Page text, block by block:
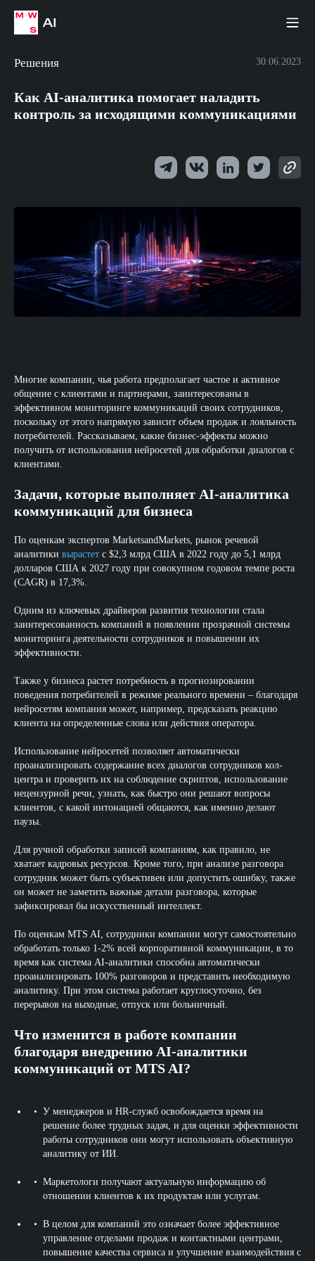
Решения 30.06.2023
Как AI-аналитика помогает наладить
контроль за исходящими коммуникациями
Многие компании, чья работа предполагает частое и активное
общение с клиентами и партнерами, заинтересованы в
эффективном мониторинге коммуникаций своих сотрудников,
поскольку от этого напрямую зависит объем продаж и лояльность
потребителей. Рассказываем, какие бизнес-эффекты можно
получить от использования нейросетей для обработки диалогов с
клиентами.
Задачи, которые выполняет AI-аналитика
коммуникаций для бизнеса
По оценкам экспертов MarketsandMarkets, рынок речевой
аналитики вырастет с $2,3 млрд США в 2022 году до 5,1 млрд
долларов США к 2027 году при совокупном годовом темпе роста
(CAGR) в 17,3%.
Одним из ключевых драйверов развития технологии стала
заинтересованность компаний в появлении прозрачной системы
мониторинга деятельности сотрудников и повышении их
эффективности.
Также у бизнеса растет потребность в прогнозировании
поведения потребителей в режиме реального времени – благодаря
нейросетям компания может, например, предсказать реакцию
клиента на определенные слова или действия оператора.
Использование нейросетей позволяет автоматически
проанализировать содержание всех диалогов сотрудников кол-
центра и проверить их на соблюдение скриптов, использование
нецензурной речи, узнать, как быстро они решают вопросы
клиентов, с какой интонацией общаются, как именно делают
паузы.
Для ручной обработки записей компаниям, как правило, не
хватает кадровых ресурсов. Кроме того, при анализе разговора
сотрудник может быть субъективен или допустить ошибку, также
он может не заметить важные детали разговора, которые
зафиксировал бы искусственный интеллект.
По оценкам MTS AI, сотрудники компании могут самостоятельно
обработать только 1-2% всей корпоративной коммуникации, в то
время как система AI-аналитики способна автоматически
проанализировать 100% разговоров и представить необходимую
аналитику. При этом система работает круглосуточно, без
перерывов на выходные, отпуск или больничный.
Что изменится в работе компании
благодаря внедрению AI-аналитики
коммуникаций от MTS AI?
У менеджеров и HR-служб освобождается время на
решение более трудных задач, и для оценки эффективности
работы сотрудников они могут использовать объективную
аналитику от ИИ.
Маркетологи получают актуальную информацию об
отношении клиентов к их продуктам или услугам.
В целом для компаний это означает более эффективное
управление отделами продаж и контактными центрами,
повышение качества сервиса и улучшение взаимодействия с